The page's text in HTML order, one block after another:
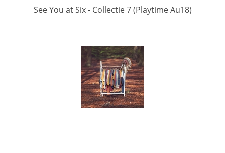
See You at Six - Collectie 7 (Playtime Au18)